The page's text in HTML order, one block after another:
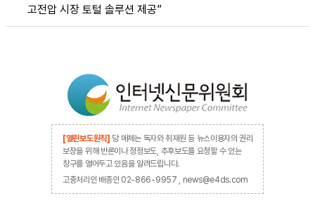
고전압 시장 토털 솔루션 제공”
[열린보도원칙] 당 매체는 독자와 취재원 등 뉴스이용자의 권리
보장을 위해 반론이나 정정보도, 추후보도를 요청할 수 있는
창구를 열어두고 있음을 알려드립니다.
고충처리인 배종인 02-866-9957 , news@e4ds.com